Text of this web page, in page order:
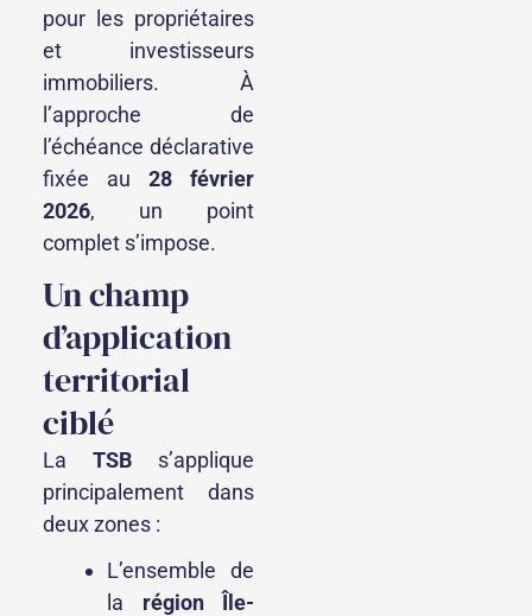
pour les propriétaires
et investisseurs
immobiliers. À
l’approche de
l’échéance déclarative
fixée au 28 février
2026, un point
complet s’impose.
Un champ
d’application
territorial
ciblé
La TSB s’applique
principalement dans
deux zones :
L’ensemble de
la région Île-